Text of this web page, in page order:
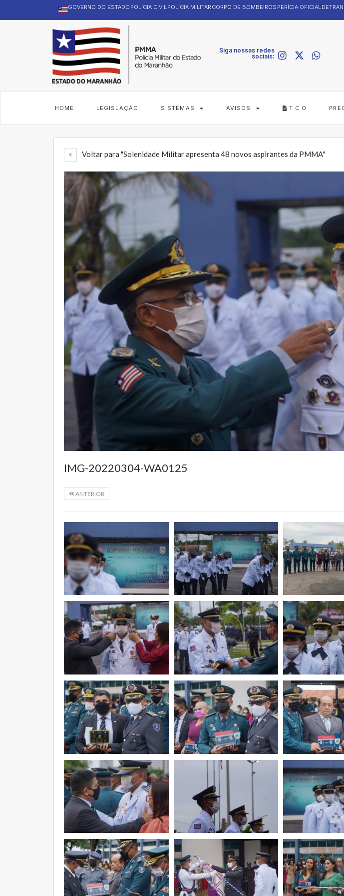
GOVERNO DO ESTADO POLÍCIA CIVILPOLÍCIA MILITAR CORPO DE BOMBEIROS PERÍCIA OFICIALDETRAN
Siga nossas redes
sociais:
HOME LEGISLAÇÃO SISTEMAS AVISOS T C O
Voltar para "Solenidade Militar apresenta 48 novos aspirantes da PMMA"
IMG-20220304-WA0125
ANTERIOR